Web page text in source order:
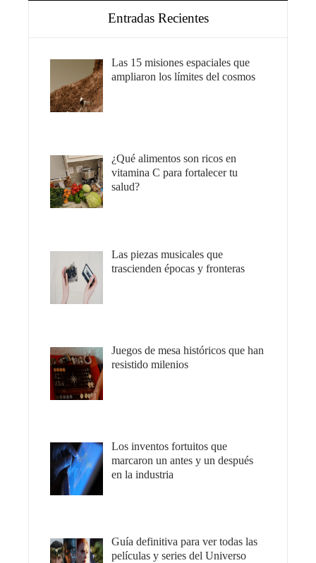
Entradas Recientes
Las 15 misiones espaciales que
ampliaron los límites del cosmos
¿Qué alimentos son ricos en
vitamina C para fortalecer tu
salud?
Las piezas musicales que
trascienden épocas y fronteras
Juegos de mesa históricos que han
resistido milenios
Los inventos fortuitos que
marcaron un antes y un después
en la industria
Guía definitiva para ver todas las
películas y series del Universo